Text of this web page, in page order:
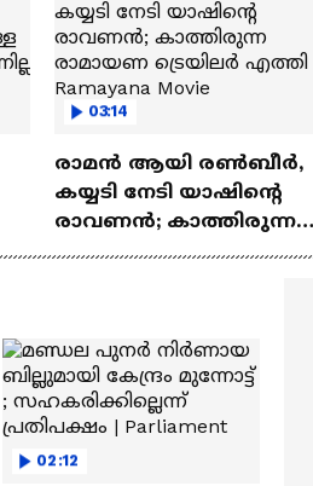
03:14
രാമന്‍ ആയി രൺബീർ,
കയ്യടി നേടി യാഷിന്റെ
രാവണൻ; കാത്തിരുന്ന
രാമായണ ട്രെയിലർ
02:12